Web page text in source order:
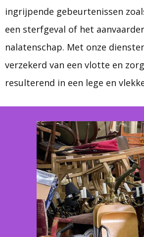
ingrijpende gebeurtenissen
een sterfgeval of het
nalatenschap. Met onze
verzekerd van een vlotte en
resulterend in een lege en